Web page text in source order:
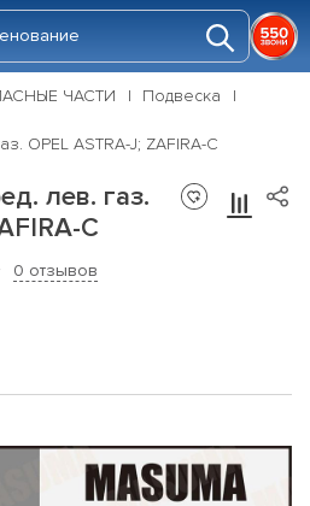
ЧАСТИ
Подвеска
OPEL ASTRA-J; ZAFIRA-C
лев. газ.
C
0 отзывов